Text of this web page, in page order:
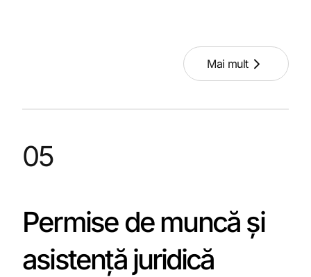
Mai mult
05
Permise de muncă și
asistență juridică